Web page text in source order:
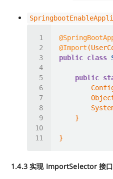
@Import
public class
public
1.4.3 实现 ImportSelector 接口